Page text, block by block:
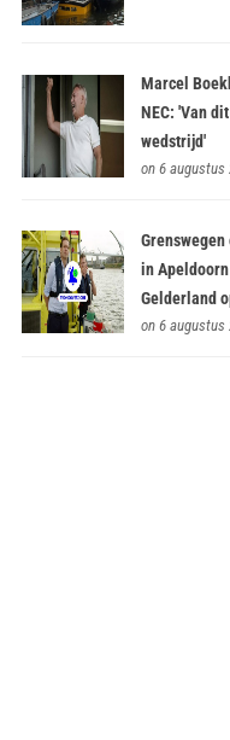
Marcel
NEC: 'Van
wedstrijd'
on 6 augustus
in
Gelderland
on 6 augustus